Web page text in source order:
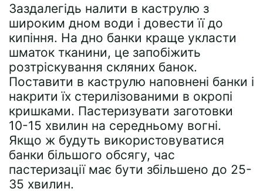
Заздалегідь налити в каструлю з
широким дном води і довести її до
кипіння. На дно банки краще укласти
шматок тканини, це запобіжить
розтріскування скляних банок.
Поставити в каструлю наповнені банки і
накрити їх стерилізованими в окропі
кришками. Пастеризувати заготовки
10-15 хвилин на середньому вогні.
Якщо ж будуть використовуватися
банки більшого обсягу, час
пастеризації має бути збільшено до 25-
35 хвилин.